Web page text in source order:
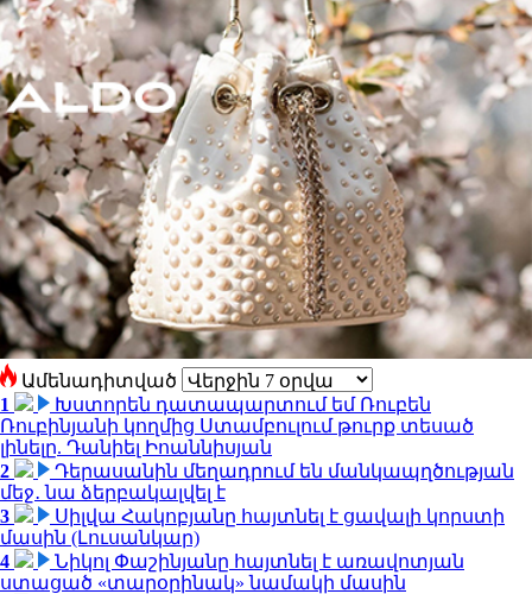
Ամենադիտված
1
Խստորեն դատապարտում եմ Ռուբեն
Ռուբինյանի կողմից Ստամբուլում թուրք տեսած
լինելը. Դանիել Իոաննիսյան
2
Դերասանին մեղադրում են մանկապղծության
մեջ․ նա ձերբակալվել է
3
Սիլվա Հակոբյանը հայտնել է ցավալի կորստի
մասին (Լուսանկար)
4
Նիկոլ Փաշինյանը հայտնել է առավոտյան
ստացած «տարօրինակ» նամակի մասին